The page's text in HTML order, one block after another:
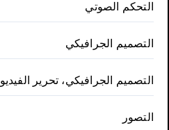
التحكم الصوتي
التصميم الجرافيكي
التصميم الجرافيكي، تحرير الفيديو
التصور